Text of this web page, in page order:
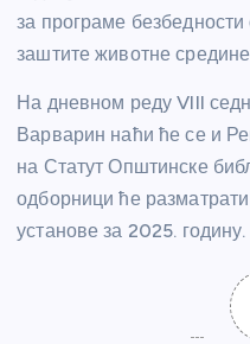
за програме
заштите животне
На дневном реду VIII
Варварин наћи ће се и
на Статут Општинске
одборници ће
установе за 2025. годину.